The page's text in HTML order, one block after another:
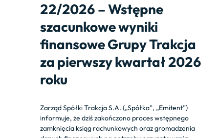
22/2026 – Wstępne
szacunkowe wyniki
finansowe Grupy Trakcja
za pierwszy kwartał 2026
roku
Zarząd Spółki Trakcja S.A. („Spółka”, „Emitent”)
informuje, że dziś zakończono proces wstępnego
zamknięcia ksiąg rachunkowych oraz gromadzenia